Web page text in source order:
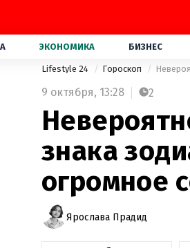
ЭКОНОМИКА БИЗНЕС
Lifestyle 24 Гороскоп
9 октября, 13:28 2
знака
огромное
Ярослава Прадид